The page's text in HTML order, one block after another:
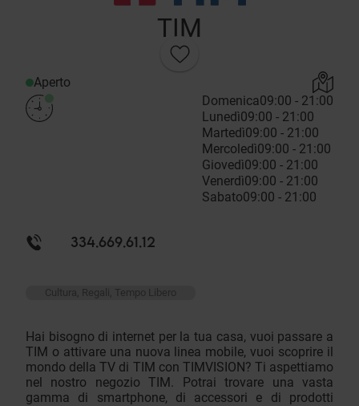
TIM
Aperto
Domenica09:00 - 21:00
Lunedì09:00 - 21:00
Martedì09:00 - 21:00
Mercoledì09:00 - 21:00
Giovedì09:00 - 21:00
Venerdì09:00 - 21:00
Sabato09:00 - 21:00
334.669.61.12
Cultura, Regali, Tempo Libero
Hai bisogno di internet per la tua casa, vuoi passare a
TIM o attivare una nuova linea mobile, vuoi scoprire il
mondo della TV di TIM con TIMVISION? Ti aspettiamo
nel nostro negozio TIM. Potrai trovare una vasta
gamma di smartphone, di accessori e di prodotti